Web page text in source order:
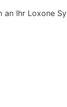
Ihr Loxone